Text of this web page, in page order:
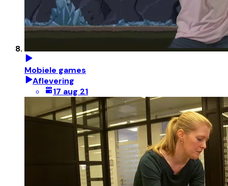
Mobiele games
Aflevering
17 aug 21